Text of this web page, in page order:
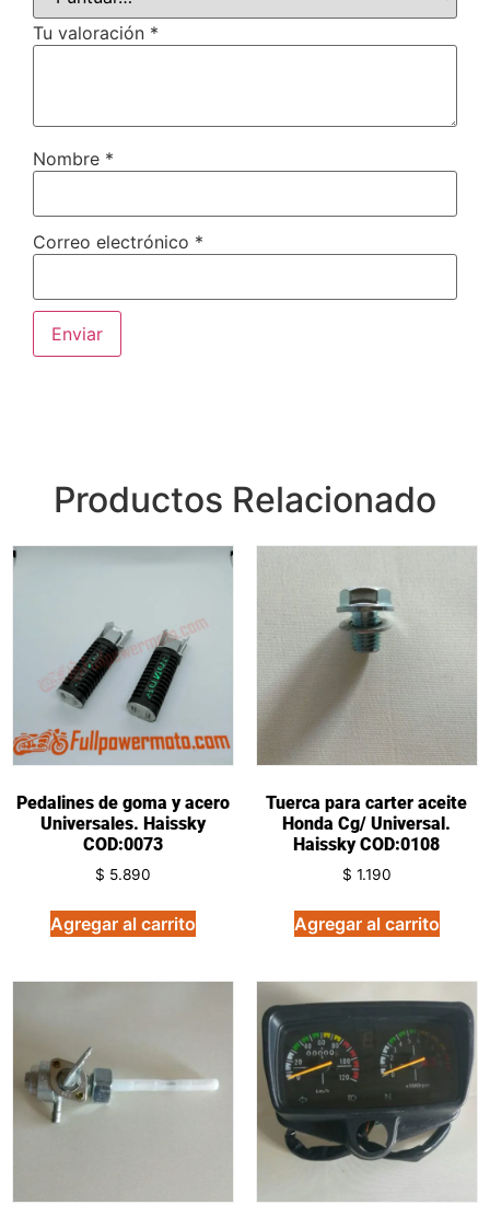
Tu valoración *
Nombre *
Correo electrónico *
Productos Relacionado
Pedalines de goma y acero
Universales. Haissky
COD:0073
$ 5.890
Agregar al carrito
Tuerca para carter aceite
Honda Cg/ Universal.
Haissky COD:0108
$ 1.190
Agregar al carrito